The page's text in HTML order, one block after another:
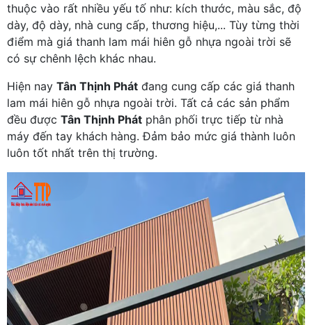
thuộc vào rất nhiều yếu tố như: kích thước, màu sắc, độ
dày, độ dày, nhà cung cấp, thương hiệu,... Tùy từng thời
điểm mà giá thanh lam mái hiên gỗ nhựa ngoài trời sẽ
có sự chênh lệch khác nhau.
Hiện nay Tân Thịnh Phát đang cung cấp các giá thanh
lam mái hiên gỗ nhựa ngoài trời. Tất cả các sản phẩm
đều được Tân Thịnh Phát phân phối trực tiếp từ nhà
máy đến tay khách hàng. Đảm bảo mức giá thành luôn
luôn tốt nhất trên thị trường.